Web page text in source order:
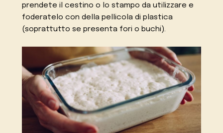
prendete il cestino o lo stampo da utilizzare e
foderatelo con della pellicola di plastica
(soprattutto se presenta fori o buchi).